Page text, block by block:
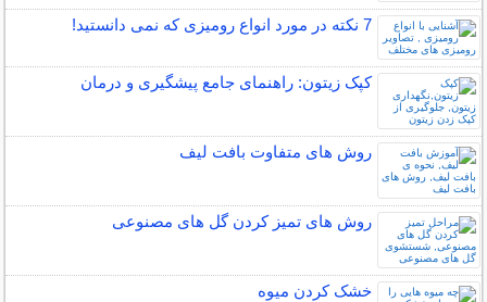
7 نکته در مورد انواع رومیزی که نمی دانستید!
کپک زیتون: راهنمای جامع پیشگیری و درمان
روش های متفاوت بافت لیف
روش های تمیز کردن گل های مصنوعی
خشک کردن میوه